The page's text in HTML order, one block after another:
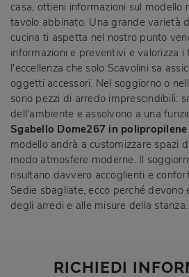
casa, ottieni informazioni sul modello
tavolo abbinato. Una grande varietà
cucina ti aspetta nel nostro punto
informazioni e preventivi e valorizza i
l'eccellenza che solo Scavolini sa
oggetti accessori. Nel soggiorno o
sono pezzi di arredo imprescindibili:
dell'ambiente e assolvono a una
Sgabello Dome267 in
modello andrà a customizzare spazi
modo atmosfere moderne. Il
risultano davvero accoglienti e
Sedie sbagliate, ecco perché devono
degli arredi e alle misure della stanza.
RICHIEDI